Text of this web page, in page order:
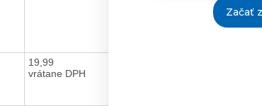
19,99
vrátane DPH
Začať